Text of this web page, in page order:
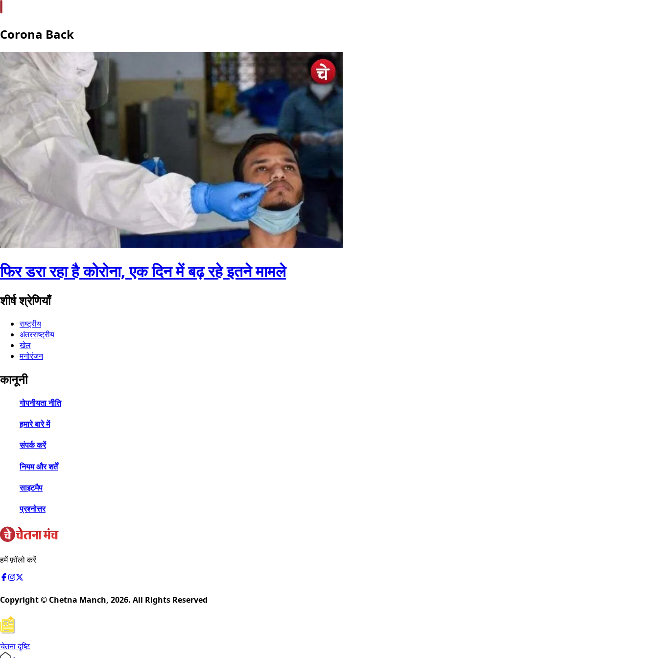
Corona Back
फिर डरा रहा है कोरोना, एक दिन में बढ़ रहे इतने मामले
शीर्ष श्रेणियाँ
राष्ट्रीय
अंतरराष्ट्रीय
खेल
मनोरंजन
कानूनी
गोपनीयता नीति
हमारे बारे में
संपर्क करें
नियम और शर्तें
साइटमैप
प्रश्नोत्तर
हमें फ़ॉलो करें
Copyright © Chetna Manch, 2026. All Rights Reserved
चेतना दृष्टि